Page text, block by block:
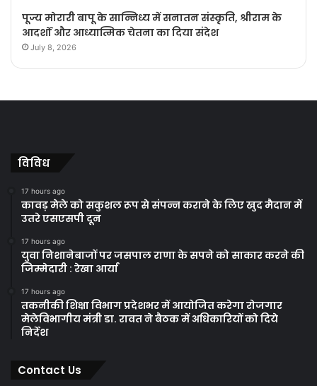
पूज्य मोरारी बापू के सान्निध्य में सनातन संस्कृति, श्रीराम के
आदर्शों और आध्यात्मिक चेतना का दिया संदेश
July 8, 2026
विविध
17 hours ago
कावड़ मेले को सकुशल रूप से संपन्न कराने के लिए खुद मैदान में
उतरे एसएसपी दून
17 hours ago
युवा निशानेबाजों पर जसपाल राणा के सपने को साकार करने की
जिम्मेदारी : रेखा आर्या
17 hours ago
तकनीकी शिक्षा विभाग प्रदेशभर में आयोजित करेगा रोजगार
मेलेविभागीय मंत्री डा. रावत ने बैठक में अधिकारियों को दिये
निर्देश
Contact Us